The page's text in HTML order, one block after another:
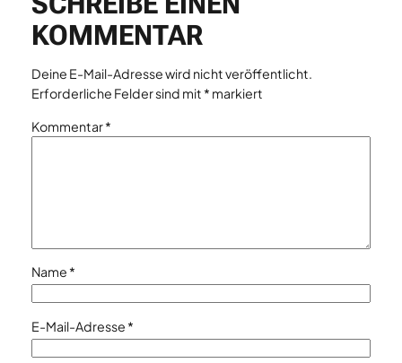
KOMMENTAR
Deine E-Mail-Adresse wird nicht veröffentlicht.
Erforderliche Felder sind mit* markiert
Kommentar*
Name*
E-Mail-Adresse*